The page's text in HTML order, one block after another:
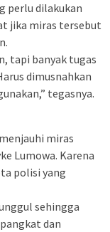
perlu dilakukan
jika miras tersebut
tapi banyak tugas
dimusnahkan
tegasnya.
miras
Lumowa. Karena
polisi yang
sehingga
dan